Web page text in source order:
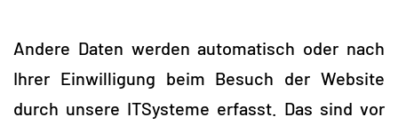
Andere Daten werden automatisch oder nach
Ihrer Einwilligung beim Besuch der Website
durch unsere ITSysteme erfasst. Das sind vor